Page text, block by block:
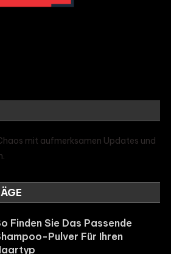
mit aufmerksamen Updates und
Finden Sie Das Passende
Pulver Für Ihren